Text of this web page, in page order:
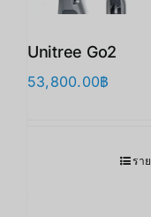
Unitree Go2
53,800.00฿
รา